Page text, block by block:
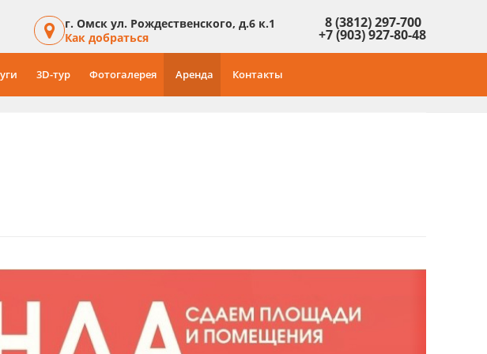
г. Омск ул. Рождественского, д.6 к.1
Как добраться
8 (3812) 297-700
+7 (903) 927-80-48
3D-тур Фотогалерея Аренда Контакты